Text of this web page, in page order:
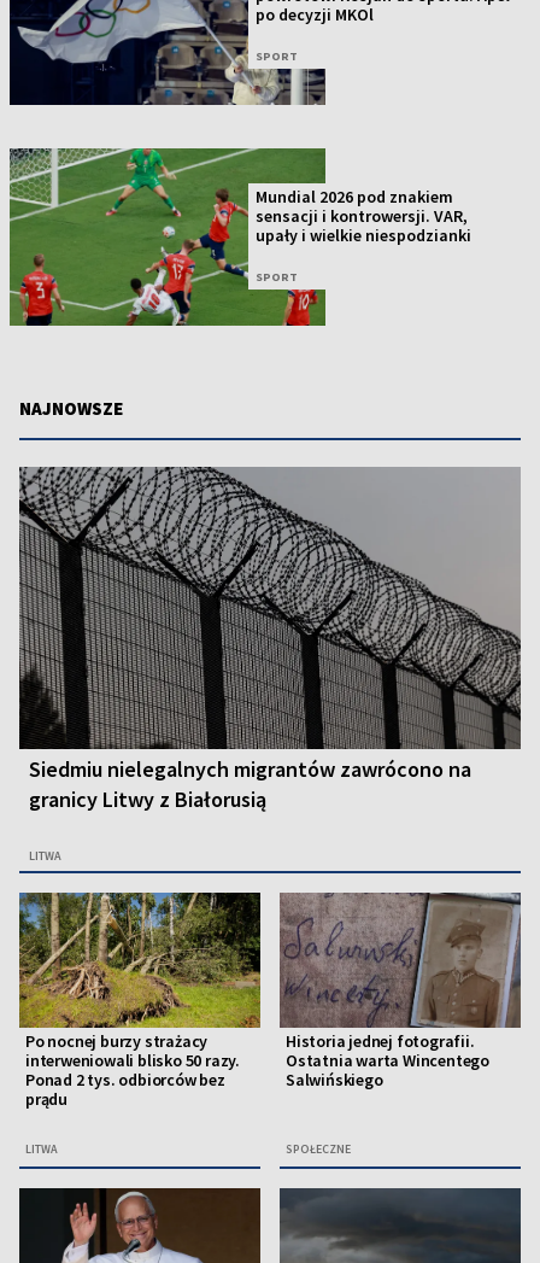
po decyzji MKOl
SPORT
Mundial 2026 pod znakiem
sensacji i kontrowersji. VAR,
upały i wielkie niespodzianki
SPORT
NAJNOWSZE
Siedmiu nielegalnych migrantów zawrócono na
granicy Litwy z Białorusią
LITWA
Po nocnej burzy strażacy
interweniowali blisko 50 razy.
Ponad 2 tys. odbiorców bez
prądu
LITWA
Historia jednej fotografii.
Ostatnia warta Wincentego
Salwińskiego
SPOŁECZNE